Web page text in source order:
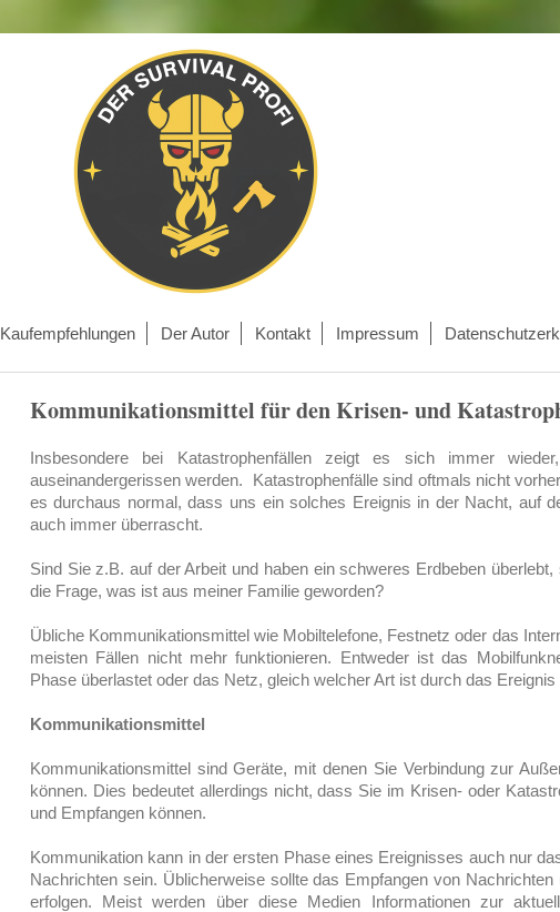
Kaufempfehlungen Der Autor Kontakt Impressum
Kommunikationsmittel für den Krisen- und
Insbesondere bei Katastrophenfällen zeigt es sich immer
auseinandergerissen werden. Katastrophenfälle sind oftmals nicht
es durchaus normal, dass uns ein solches Ereignis in der Nacht, auf
auch immer überrascht.
Sind Sie z.B. auf der Arbeit und haben ein schweres Erdbeben
die Frage, was ist aus meiner Familie geworden?
Übliche Kommunikationsmittel wie Mobiltelefone, Festnetz oder das
meisten Fällen nicht mehr funktionieren. Entweder ist das
Phase überlastet oder das Netz, gleich welcher Art ist durch das
Kommunikationsmittel
Kommunikationsmittel sind Geräte, mit denen Sie Verbindung zur
können. Dies bedeutet allerdings nicht, dass Sie im Krisen- oder
und Empfangen können.
Kommunikation kann in der ersten Phase eines Ereignisses auch nur
Nachrichten sein. Üblicherweise sollte das Empfangen von Nachrichten
erfolgen. Meist werden über diese Medien Informationen zur